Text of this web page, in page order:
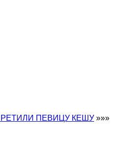
ПЕВИЦУ КЕШУ »»»